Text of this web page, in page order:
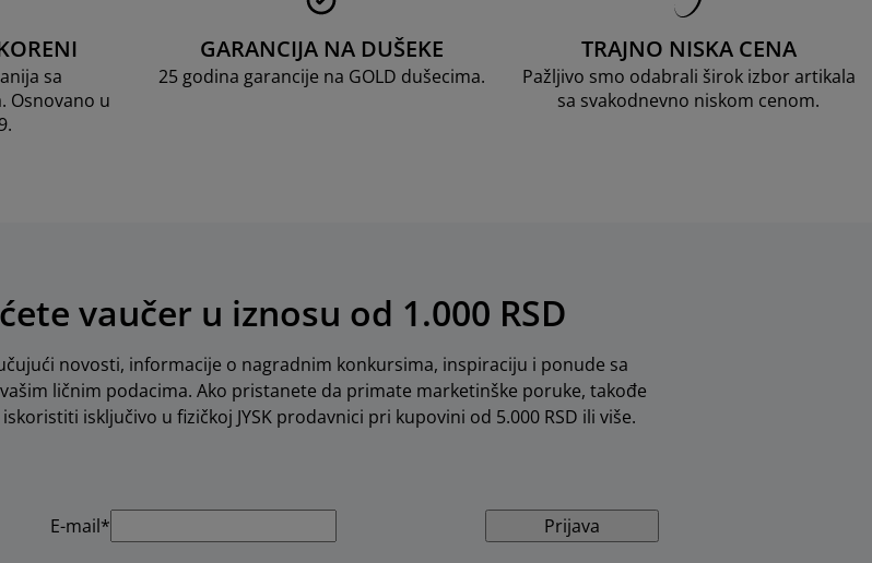
sa
Osnovano u
GARANCIJA NA DUŠEKE
25 godina garancije na GOLD dušecima.
TRAJNO NISKA CENA
Pažljivo smo odabrali širok izbor artikala
sa svakodnevno niskom cenom.
vaučer u iznosu od 1.000 RSD
novosti, informacije o nagradnim konkursima, inspiraciju i ponude sa
ličnim podacima. Ako pristanete da primate marketinške poruke, takođe
isključivo u fizičkoj JYSK prodavnici pri kupovini od 5.000 RSD ili više.
E-mail* Prijava